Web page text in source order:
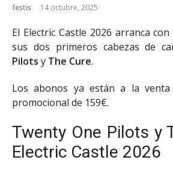
festis 14 octubre, 2025
El Electric Castle 2026 arranca
sus dos primeros cabezas de
Pilots y The Cure.
Los abonos ya están a la
promocional de 159€.
Twenty One Pilots y
Electric Castle 2026